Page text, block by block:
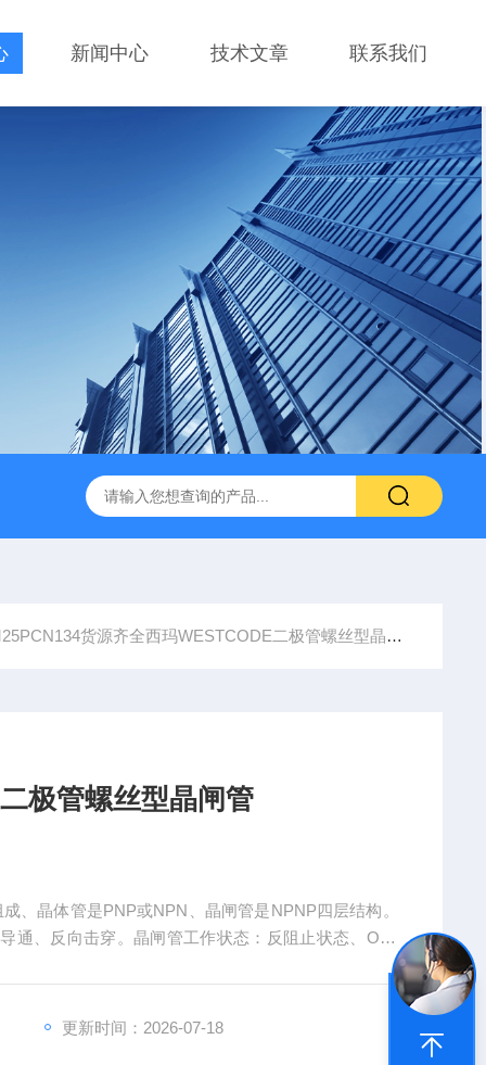
新闻中心 技术文章 联系我们
货源齐全西玛WESTCODE二极管螺丝型晶闸管
极管螺丝型晶闸管
、晶体管是PNP或NPN、晶闸管是NPNP四层结构。
通、反向击穿。晶闸管工作状态：反阻止状态、OFF
本更低，故而市场应用远高于晶闸管，晶闸管 for 交
更新时间：2026-07-18